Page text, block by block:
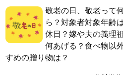
敬老の日、敬老って
ら？対象者対象年齢
休日？嫁や夫の義理
何あげる？食べ物以
すめの贈り物は？